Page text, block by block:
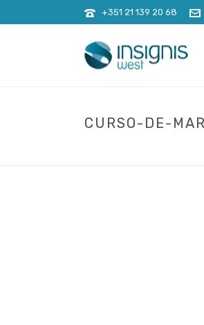
+351 21 139 20 68
CURSO-DE-